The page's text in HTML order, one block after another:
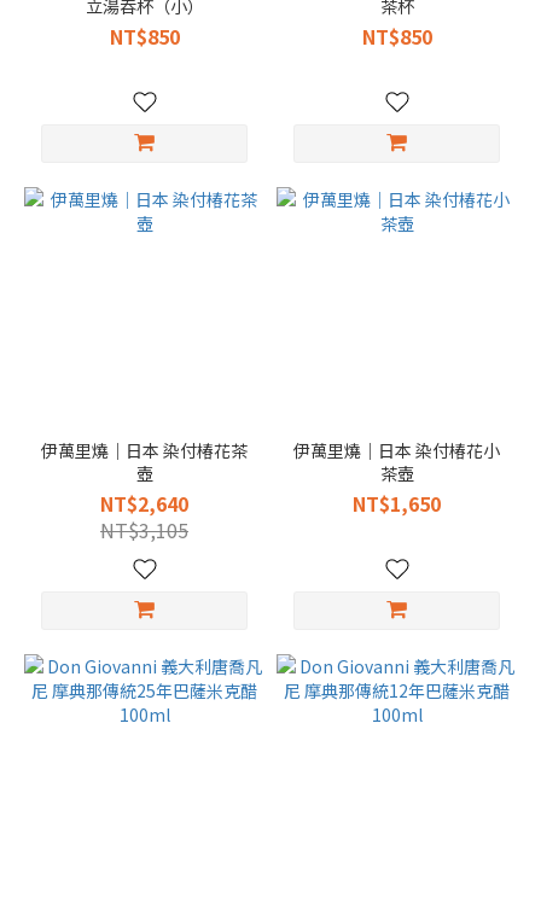
立湯吞杯（小）
NT$850
茶杯
NT$850
伊萬里燒｜日本 染付椿花茶
壺
NT$2,640
NT$3,105
伊萬里燒｜日本 染付椿花小
茶壺
NT$1,650